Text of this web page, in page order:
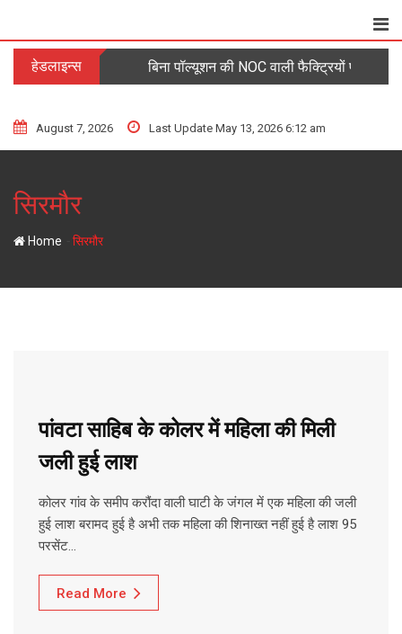
content
हेडलाइन्स बिना पॉल्यूशन की NOC वाली फैक्ट्रियों पर
August 7, 2026 Last Update May 13, 2026 6:12 am
सिरमौर
Home सिरमौर
पांवटा साहिब के कोलर में महिला की मिली
जली हुई लाश
कोलर गांव के समीप करौंदा वाली घाटी के जंगल में एक महिला की जली
हुई लाश बरामद हुई है अभी तक महिला की शिनाख्त नहीं हुई है लाश 95
परसेंट…
Read More